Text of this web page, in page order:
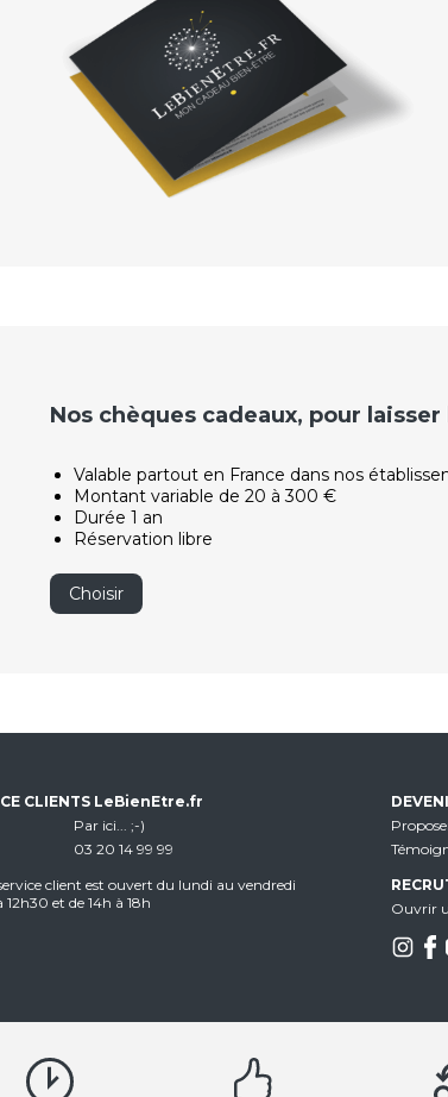
Nos chèques cadeaux, pour
Valable partout en France dans nos
Montant variable de 20 à 300 €
Durée 1 an
Réservation libre
Choisir
CLIENTS LeBienEtre.fr
Par ici... ;-)
03 20 14 99 99
client est ouvert du lundi au vendredi
12h30 et de 14h à 18h
Ouvrir